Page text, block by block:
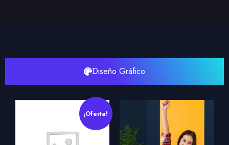
Diseño Gráfico
¡Oferta!